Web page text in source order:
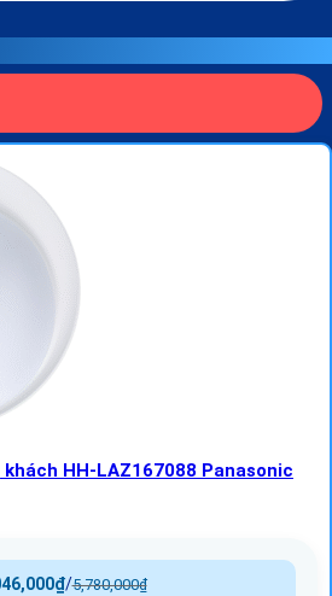
HH-LAZ167088 Panasonic
5,780,000₫
/
₫